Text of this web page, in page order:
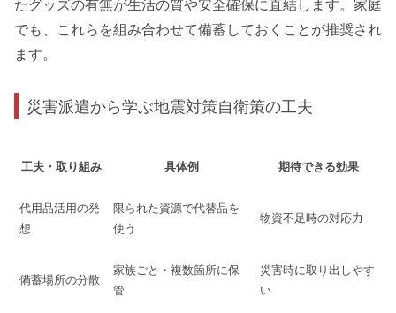
たグッズの有無が生活の質や安全確保に直結します。家庭
でも、これらを組み合わせて備蓄しておくことが推奨され
ます。
災害派遣から学ぶ地震対策自衛策の工夫
工夫・取り組み 具体例 期待できる効果
代用品活用の発
想
限られた資源で代替品を
使う
物資不足時の対応力
備蓄場所の分散
家族ごと・複数箇所に保
管
災害時に取り出しやす
い